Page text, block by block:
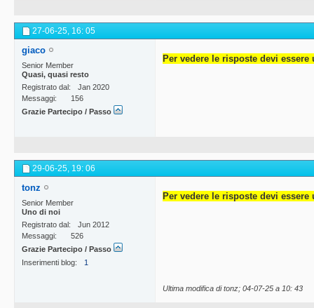
27-06-25, 16: 05
giaco
Senior Member
Quasi, quasi resto
Registrato dal
Jan 2020
Messaggi
156
Grazie Partecipo / Passo
Per vedere le risposte devi
29-06-25, 19: 06
tonz
Senior Member
Uno di noi
Registrato dal
Jun 2012
Messaggi
526
Grazie Partecipo / Passo
Inserimenti blog
1
Per vedere le risposte devi
Ultima modifica di tonz; 04-07-25 a 10: 43